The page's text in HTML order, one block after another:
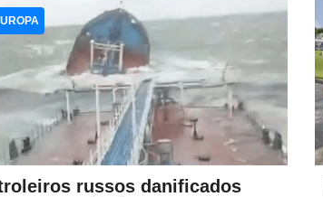
russos danificados